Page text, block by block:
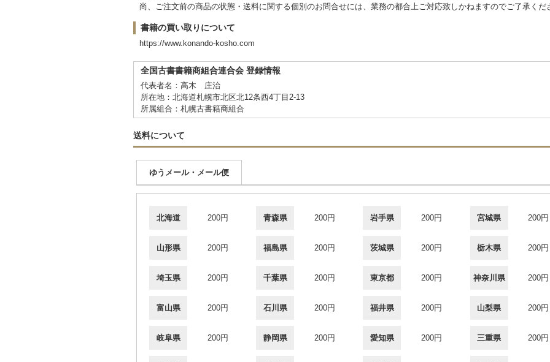
尚、ご注文前の商品の状態・送料に関する個別のお問合せには、業務の都合上ご対応致しかねますのでご了承くだ
書籍の買い取りについて
https://www.konando-kosho.com
全国古書書籍商組合連合会 登録情報
代表者名：高木 庄治
所在地：北海道札幌市北区北12条西4丁目2-13
所属組合：札幌古書籍商組合
送料について
ゆうメール・メール便
北海道 200円 青森県 200円 岩手県 200円 宮城県 200円
山形県 200円 福島県 200円 茨城県 200円 栃木県 200円
埼玉県 200円 千葉県 200円 東京都 200円 神奈川県 200円
富山県 200円 石川県 200円 福井県 200円 山梨県 200円
岐阜県 200円 静岡県 200円 愛知県 200円 三重県 200円